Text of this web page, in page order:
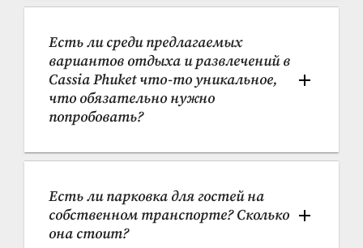
Есть ли среди предлагаемых
вариантов отдыха и развлечений в
Cassia Phuket что-то уникальное,
что обязательно нужно
попробовать?
Есть ли парковка для гостей на
собственном транспорте? Сколько
она стоит?